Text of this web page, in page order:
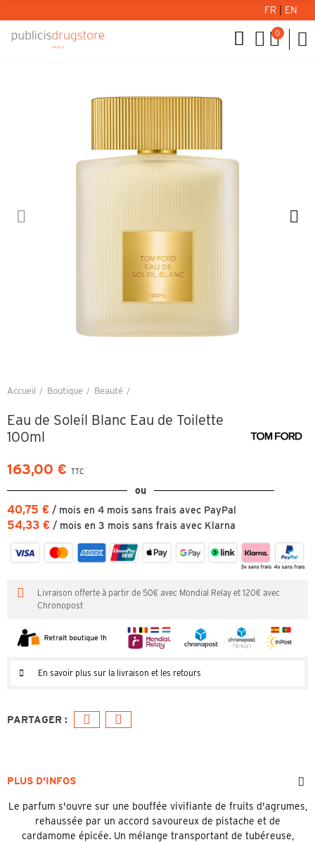
FR EN
0
Accueil Boutique Beauté
Eau de Soleil Blanc Eau de Toilette
100ml
163,00 € TTC
ou
40,75 € / mois en 4 mois sans frais avec PayPal
54,33 € / mois en 3 mois sans frais avec Klarna
Livraison offerte à partir de 50€ avec Mondial Relay et 120€ avec
Chronopost
En savoir plus sur la livraison et les retours
PLUS D'INFOS
Le parfum s'ouvre sur une bouffée vivifiante de fruits d'agrumes,
rehaussée par un accord savoureux de pistache et de
cardamome épicée. Un mélange transportant de tubéreuse,